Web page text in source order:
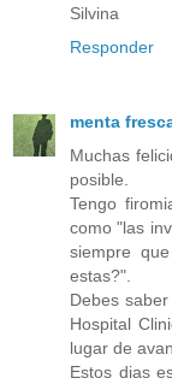
Silvina
Responder
menta
Muchas
posible.
Tengo
como "las
siempre
estas?".
Debes
Hospital
lugar de
Estos dias